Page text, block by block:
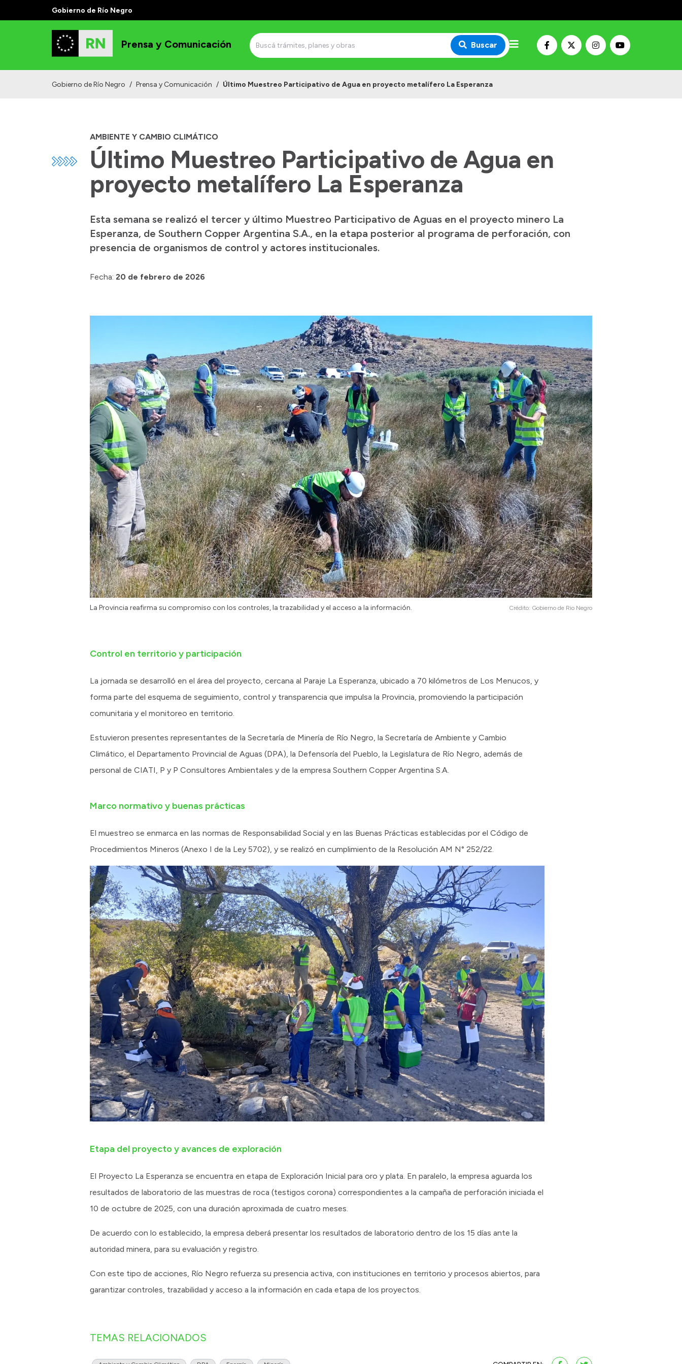
Gobierno de Río Negro
Prensa y Comunicación Buscar
Gobierno de Río Negro / Prensa y Comunicación / Último Muestreo Participativo de Agua en proyecto metalífero La Esperanza
AMBIENTE Y CAMBIO CLIMÁTICO
Último Muestreo Participativo de Agua en
proyecto metalífero La Esperanza
Esta semana se realizó el tercer y último Muestreo Participativo de Aguas en el proyecto minero La
Esperanza, de Southern Copper Argentina S.A., en la etapa posterior al programa de perforación, con
presencia de organismos de control y actores institucionales.
Fecha: 20 de febrero de 2026
La Provincia reafirma su compromiso con los controles, la trazabilidad y el acceso a la información. Crédito: Gobierno de Rio Negro
Control en territorio y participación
La jornada se desarrolló en el área del proyecto, cercana al Paraje La Esperanza, ubicado a 70 kilómetros de Los Menucos, y
forma parte del esquema de seguimiento, control y transparencia que impulsa la Provincia, promoviendo la participación
comunitaria y el monitoreo en territorio.
Estuvieron presentes representantes de la Secretaría de Minería de Río Negro, la Secretaría de Ambiente y Cambio
Climático, el Departamento Provincial de Aguas (DPA), la Defensoría del Pueblo, la Legislatura de Río Negro, además de
personal de CIATI, P y P Consultores Ambientales y de la empresa Southern Copper Argentina S.A.
Marco normativo y buenas prácticas
El muestreo se enmarca en las normas de Responsabilidad Social y en las Buenas Prácticas establecidas por el Código de
Procedimientos Mineros (Anexo I de la Ley 5702), y se realizó en cumplimiento de la Resolución AM N° 252/22.
Etapa del proyecto y avances de exploración
El Proyecto La Esperanza se encuentra en etapa de Exploración Inicial para oro y plata. En paralelo, la empresa aguarda los
resultados de laboratorio de las muestras de roca (testigos corona) correspondientes a la campaña de perforación iniciada el
10 de octubre de 2025, con una duración aproximada de cuatro meses.
De acuerdo con lo establecido, la empresa deberá presentar los resultados de laboratorio dentro de los 15 días ante la
autoridad minera, para su evaluación y registro.
Con este tipo de acciones, Río Negro refuerza su presencia activa, con instituciones en territorio y procesos abiertos, para
garantizar controles, trazabilidad y acceso a la información en cada etapa de los proyectos.
TEMAS RELACIONADOS